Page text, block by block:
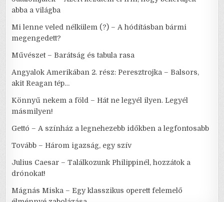
abba a világba
Mi lenne veled nélkülem (?) – A hódításban bármi
megengedett?
Művészet – Barátság és tabula rasa
Angyalok Amerikában 2. rész: Peresztrojka – Balsors,
akit Reagan tép…
Könnyű nekem a föld – Hát ne legyél ilyen. Legyél
másmilyen!
Gettó – A színház a legnehezebb időkben a legfontosabb
Tovább – Három igazság, egy szív
Julius Caesar – Találkozunk Philippinél, hozzátok a
drónokat!
Mágnás Miska – Egy klasszikus operett felemelő